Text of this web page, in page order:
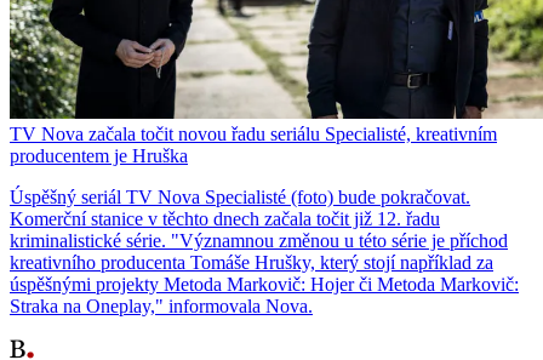
TV Nova začala točit novou řadu seriálu Specialisté, kreativním
producentem je Hruška
Úspěšný seriál TV Nova Specialisté (foto) bude pokračovat.
Komerční stanice v těchto dnech začala točit již 12. řadu
kriminalistické série. "Významnou změnou u této série je příchod
kreativního producenta Tomáše Hrušky, který stojí například za
úspěšnými projekty Metoda Markovič: Hojer či Metoda Markovič:
Straka na Oneplay," informovala Nova.